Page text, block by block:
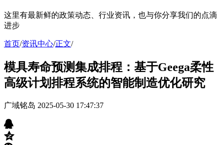
这里有最新鲜的政策动态、行业资讯，也与你分享我们的点滴
进步
首页/资讯中心/正文/
模具寿命预测集成排程：基于Geega柔性
高级计划排程系统的智能制造优化研究
广域铭岛 2025-05-30 17:47:37